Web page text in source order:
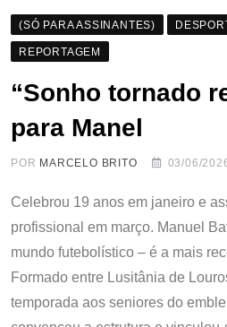
(SÓ PARA ASSINANTES)
REPORTAGEM
“Sonho tornado
para Manel
POR MARCELO BRITO 03/06/
Celebrou 19 anos em janeiro e
profissional em março. Manuel
mundo futebolístico – é a mais
Formado entre Lusitânia de
temporada aos seniores do